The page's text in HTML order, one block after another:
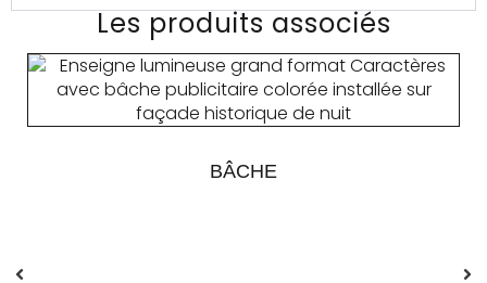
Les produits associés
BÂCHE